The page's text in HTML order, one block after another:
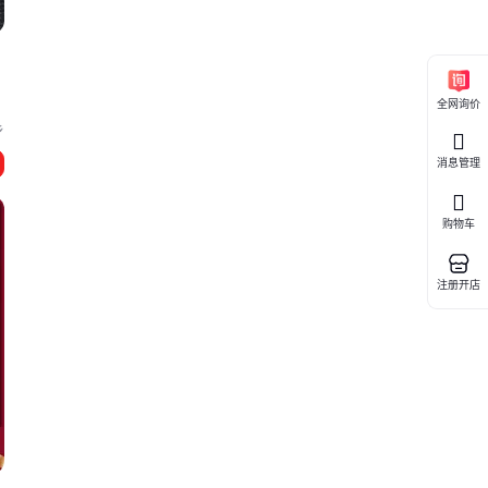
全网询价
消息管理
购物车
注册开店